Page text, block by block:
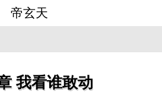
帝玄天
我看谁敢动